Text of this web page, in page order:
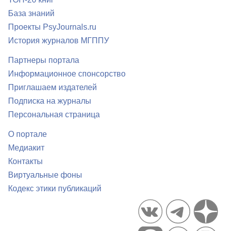
База знаний
Проекты PsyJournals.ru
История журналов МГППУ
Партнеры портала
Информационное спонсорство
Приглашаем издателей
Подписка на журналы
Персональная страница
О портале
Медиакит
Контакты
Виртуальные фоны
Кодекс этики публикаций